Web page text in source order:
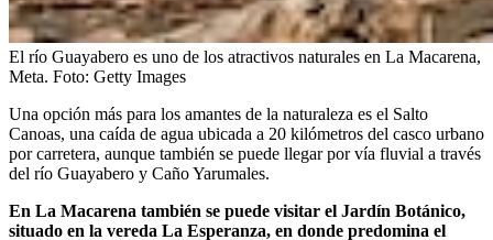
El río Guayabero es uno de los atractivos naturales en La Macarena,
Meta. Foto: Getty Images
Una opción más para los amantes de la naturaleza es el Salto
Canoas, una caída de agua ubicada a 20 kilómetros del casco urbano
por carretera, aunque también se puede llegar por vía fluvial a través
del río Guayabero y Caño Yarumales.
En La Macarena también se puede visitar el Jardín Botánico,
situado en la vereda La Esperanza, en donde predomina el